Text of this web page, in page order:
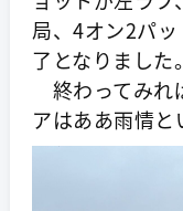
局、4オン2パ
了となりました。
終わってみれ
アはああ雨情と